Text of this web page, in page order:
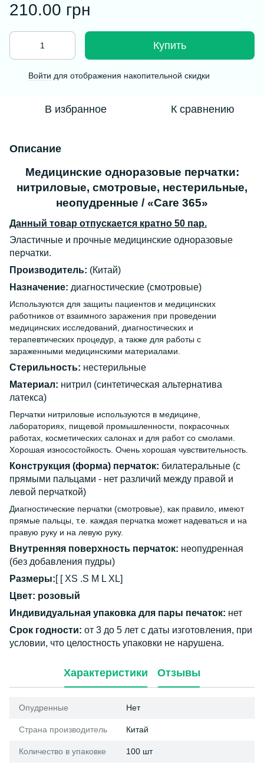
210.00 грн
Купить
Войти для отображения накопительной скидки
В избранное К сравнению
Описание
Медицинские одноразовые перчатки:
нитриловые, смотровые, нестерильные,
неопудренные / «Care 365»
Данный товар отпускается кратно 50 пар.
Эластичные и прочные медицинские одноразовые
перчатки.
Производитель: (Китай)
Назначение: диагностические (смотровые)
Используются для защиты пациентов и медицинских
работников от взаимного заражения при проведении
медицинских исследований, диагностических и
терапевтических процедур, а также для работы с
зараженными медицинскими материалами.
Стерильность: нестерильные
Материал: нитрил (синтетическая альтернатива
латекса)
Перчатки нитриловые используются в медицине,
лабораториях, пищевой промышленности, покрасочных
работах, косметических салонах и для работ со смолами.
Хорошая износостойкость. Очень хорошая чувствительность.
Конструкция (форма) перчаток: билатеральные (с
прямыми пальцами - нет различий между правой и
левой перчаткой)
Диагностические перчатки (смотровые), как правило, имеют
прямые пальцы, т.е. каждая перчатка может надеваться и на
правую руку и на левую руку.
Внутренняя поверхность перчаток: неопудренная
(без добавления пудры)
Размеры:[ [ XS .S M L XL]
Цвет: розовый
Индивидуальная упаковка для пары печаток: нет
Срок годности: от 3 до 5 лет с даты изготовления, при
условии, что целостность упаковки не нарушена.
Характеристики Отзывы
Опудренные Нет
Страна производитель Китай
Количество в упаковке 100 шт